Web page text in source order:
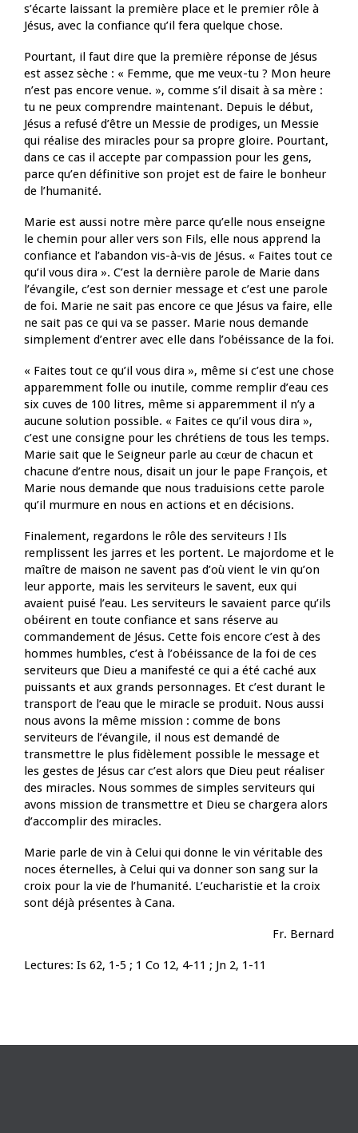
s’écarte laissant la première place et le premier rôle à
Jésus, avec la confiance qu’il fera quelque chose.
Pourtant, il faut dire que la première réponse de Jésus
est assez sèche : « Femme, que me veux-tu ? Mon heure
n’est pas encore venue. », comme s’il disait à sa mère :
tu ne peux comprendre maintenant. Depuis le début,
Jésus a refusé d’être un Messie de prodiges, un Messie
qui réalise des miracles pour sa propre gloire. Pourtant,
dans ce cas il accepte par compassion pour les gens,
parce qu’en définitive son projet est de faire le bonheur
de l’humanité.
Marie est aussi notre mère parce qu’elle nous enseigne
le chemin pour aller vers son Fils, elle nous apprend la
confiance et l’abandon vis-à-vis de Jésus. « Faites tout ce
qu’il vous dira ». C’est la dernière parole de Marie dans
l’évangile, c’est son dernier message et c’est une parole
de foi. Marie ne sait pas encore ce que Jésus va faire, elle
ne sait pas ce qui va se passer. Marie nous demande
simplement d’entrer avec elle dans l’obéissance de la foi.
« Faites tout ce qu’il vous dira », même si c’est une chose
apparemment folle ou inutile, comme remplir d’eau ces
six cuves de 100 litres, même si apparemment il n’y a
aucune solution possible. « Faites ce qu’il vous dira »,
c’est une consigne pour les chrétiens de tous les temps.
Marie sait que le Seigneur parle au cœur de chacun et
chacune d’entre nous, disait un jour le pape François, et
Marie nous demande que nous traduisions cette parole
qu’il murmure en nous en actions et en décisions.
Finalement, regardons le rôle des serviteurs ! Ils
remplissent les jarres et les portent. Le majordome et le
maître de maison ne savent pas d’où vient le vin qu’on
leur apporte, mais les serviteurs le savent, eux qui
avaient puisé l’eau. Les serviteurs le savaient parce qu’ils
obéirent en toute confiance et sans réserve au
commandement de Jésus. Cette fois encore c’est à des
hommes humbles, c’est à l’obéissance de la foi de ces
serviteurs que Dieu a manifesté ce qui a été caché aux
puissants et aux grands personnages. Et c’est durant le
transport de l’eau que le miracle se produit. Nous aussi
nous avons la même mission : comme de bons
serviteurs de l’évangile, il nous est demandé de
transmettre le plus fidèlement possible le message et
les gestes de Jésus car c’est alors que Dieu peut réaliser
des miracles. Nous sommes de simples serviteurs qui
avons mission de transmettre et Dieu se chargera alors
d’accomplir des miracles.
Marie parle de vin à Celui qui donne le vin véritable des
noces éternelles, à Celui qui va donner son sang sur la
croix pour la vie de l’humanité. L’eucharistie et la croix
sont déjà présentes à Cana.
Fr. Bernard
Lectures: Is 62, 1-5 ; 1 Co 12, 4-11 ; Jn 2, 1-11